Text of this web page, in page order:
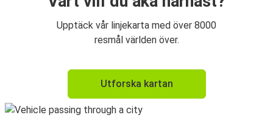
Upptäck vår linjekarta med över 8000
resmål världen över.
Utforska kartan